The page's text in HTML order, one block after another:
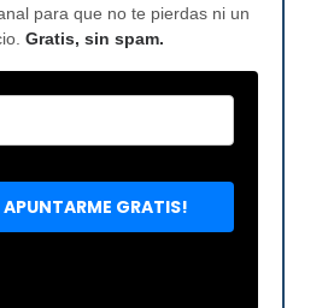
para que no te pierdas ni un
Gratis, sin spam.